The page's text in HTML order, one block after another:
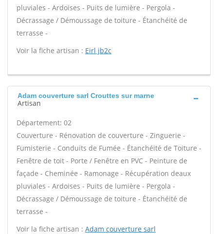
pluviales - Ardoises - Puits de lumière - Pergola -
Décrassage / Démoussage de toiture - Étanchéité de
terrasse -
Voir la fiche artisan : Eirl jb2c
Adam couverture sarl Crouttes sur marne
Artisan
Département: 02
Couverture - Rénovation de couverture - Zinguerie -
Fumisterie - Conduits de Fumée - Étanchéité de Toiture -
Fenêtre de toit - Porte / Fenêtre en PVC - Peinture de
façade - Cheminée - Ramonage - Récupération deaux
pluviales - Ardoises - Puits de lumière - Pergola -
Décrassage / Démoussage de toiture - Étanchéité de
terrasse -
Voir la fiche artisan : Adam couverture sarl